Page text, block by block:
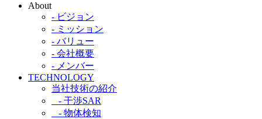
About
- ビジョン
- ミッション
- バリュー
- 会社概要
- メンバー
TECHNOLOGY
当社技術の紹介​
- 干渉SAR​
- 物体検知​